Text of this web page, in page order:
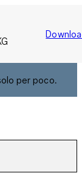
per poco.